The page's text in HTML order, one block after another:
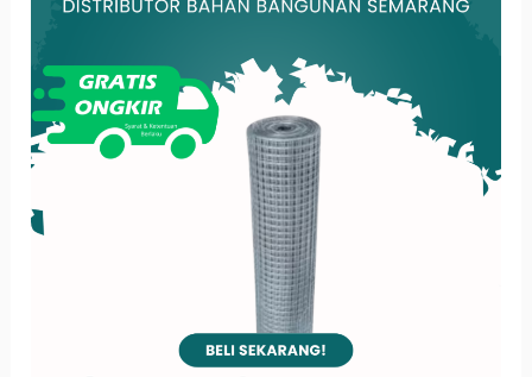
Serbaguna
untuk
Konstruksi
dan
Keamanan